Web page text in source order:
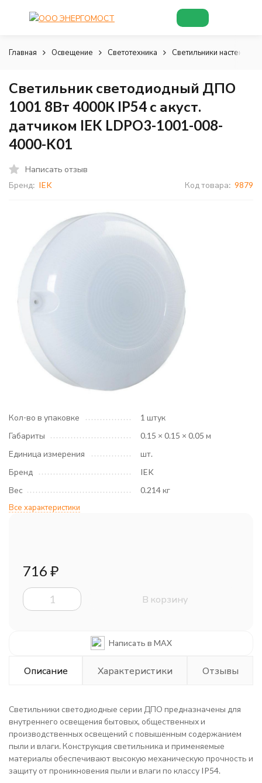
Главная Освещение Светотехника Светильники настенно-
Светильник светодиодный ДПО
1001 8Вт 4000К IP54 с акуст.
датчиком IEK LDPO3-1001-008-
4000-K01
Написать отзыв
Бренд: IEK Код товара: 9879
Кол-во в упаковке
1 штук
Габариты
0.15 × 0.15 × 0.05 м
Единица измерения
шт.
Бренд
IEK
Вес
0.214 кг
Все характеристики
716 ₽
В корзину
Написать в MAX
Описание Характеристики Отзывы
Светильники светодиодные серии ДПО предназначены для
внутреннего освещения бытовых, общественных и
производственных освещений с повышенным содержанием
пыли и влаги. Конструкция светильника и применяемые
материалы обеспечивают высокую механическую прочность и
защиту от проникновения пыли и влаги по классу IP54.